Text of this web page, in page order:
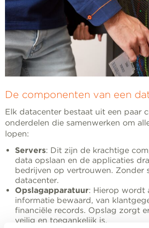
De componenten van een
Elk datacenter bestaat uit een paar
onderdelen die samenwerken om
lopen:
Servers: Dit zijn de krachtige
data opslaan en de applicaties
bedrijven op vertrouwen. Zonder
datacenter.
Opslagapparatuur: Hierop wordt
informatie bewaard, van
financiële records. Opslag zorgt
veilig en toegankelijk is.